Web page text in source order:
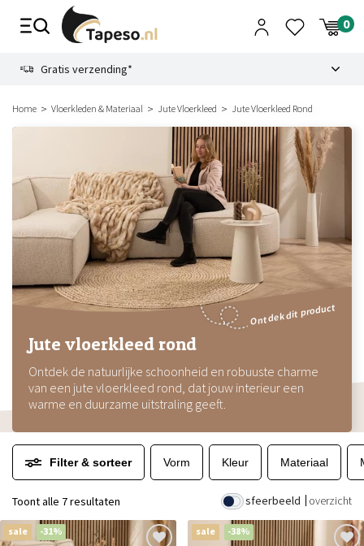
Gratis verzending*
Home Vloerkleden & Materiaal Jute Vloerkleed Jute Vloerkleed Rond
Jute vloerkleed rond
Ontdek de natuurlijke schoonheid en robuuste charme
van een jute vloerkleed rond, dat jouw interieur een
warme en duurzame uitstraling geeft.
Ontdek dit product
Filter & sorteer Vorm Kleur Materiaal
sfeerbeeld overzicht
Toont alle 7 resultaten
sale -31% sale -38%